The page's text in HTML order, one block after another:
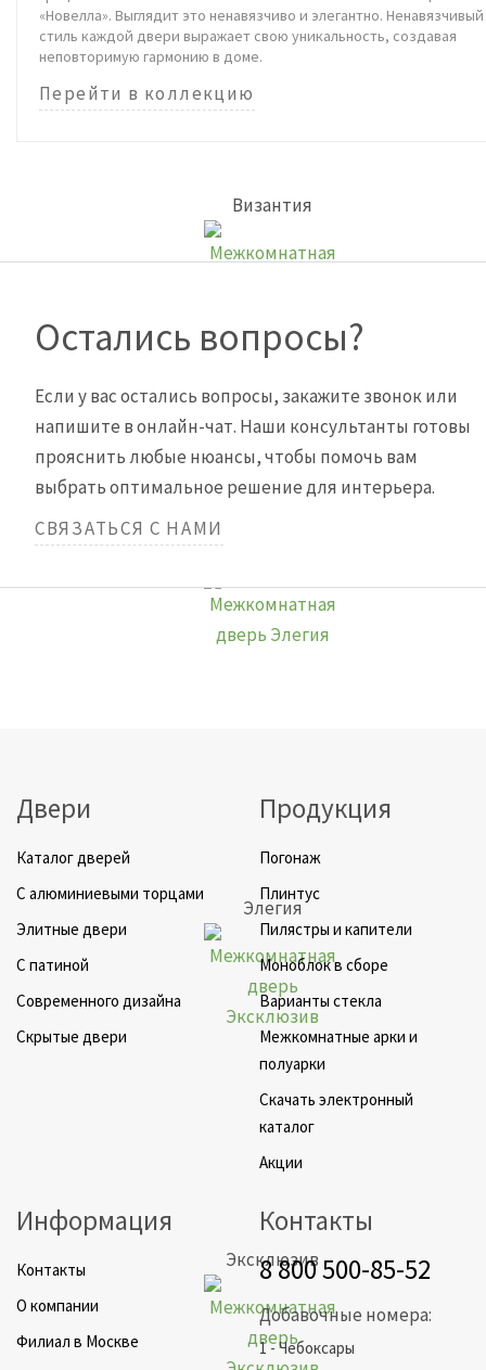
Византия
Элегия
Эксклюзив
«Новелла». Выглядит это ненавязчиво и элегантно. Ненавязчивый
стиль каждой двери выражает свою уникальность, создавая
неповторимую гармонию в доме.
Перейти в коллекцию
Остались вопросы?
Если у вас остались вопросы, закажите звонок или
напишите в онлайн-чат. Наши консультанты готовы
прояснить любые нюансы, чтобы помочь вам
выбрать оптимальное решение для интерьера.
СВЯЗАТЬСЯ С НАМИ
Двери
Каталог дверей
C алюминиевыми торцами
Элитные двери
C патиной
Cовременного дизайна
Скрытые двери
Продукция
Погонаж
Плинтус
Пилястры и капители
Моноблок в сборе
Варианты стекла
Межкомнатные арки и
полуарки
Скачать электронный
каталог
Акции
Информация
Контакты
О компании
Филиал в Москве
Контакты
8 800 500-85-52
Добавочные номера:
1 - Чебоксары